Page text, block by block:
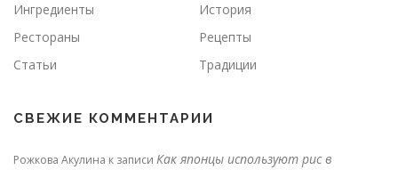
Ингредиенты
История
Рестораны
Рецепты
Статьи
Традиции
СВЕЖИЕ КОММЕНТАРИИ
Рожкова Акулина к записи Как японцы используют рис в